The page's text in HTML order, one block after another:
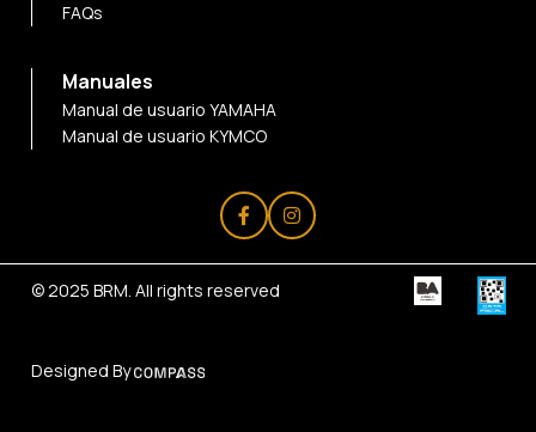
FAQs
Manuales
Manual de usuario YAMAHA
Manual de usuario KYMCO
© 2025 BRM. All rights reserved
Designed By